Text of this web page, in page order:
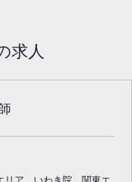
求人
リア、いわき院、関東エ